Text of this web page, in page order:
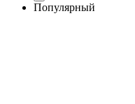
Популярный